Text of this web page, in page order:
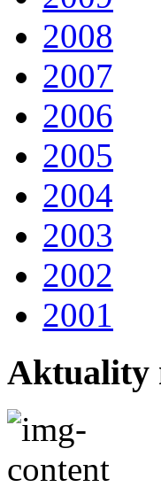
2008
2007
2006
2005
2004
2003
2002
2001
Aktuality